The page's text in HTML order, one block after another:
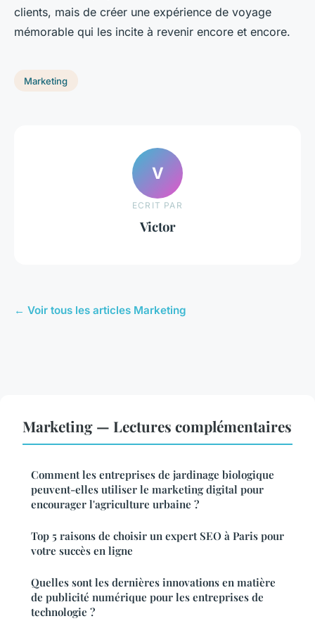
clients, mais de créer une expérience de voyage
mémorable qui les incite à revenir encore et encore.
Marketing
V
ECRIT PAR
Victor
← Voir tous les articles Marketing
Marketing — Lectures complémentaires
Comment les entreprises de jardinage biologique
peuvent-elles utiliser le marketing digital pour
encourager l'agriculture urbaine ?
Top 5 raisons de choisir un expert SEO à Paris pour
votre succès en ligne
Quelles sont les dernières innovations en matière
de publicité numérique pour les entreprises de
technologie ?